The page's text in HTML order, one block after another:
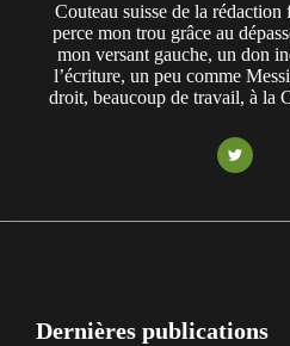
Couteau suisse de la
perce mon trou grâce au
mon versant gauche, un don
l’écriture, un peu comme
droit, beaucoup de travail, à la
Dernières publications